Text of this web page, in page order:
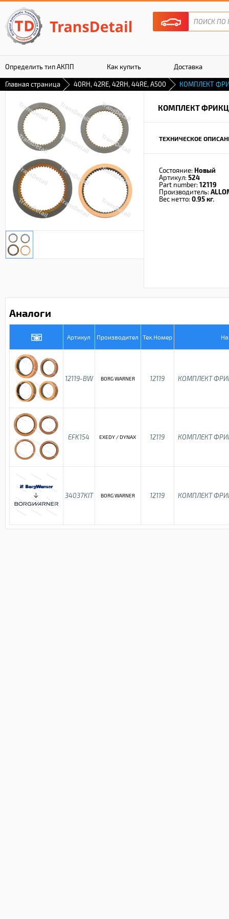
Определить тип АКПП Как купить Доставка
Гарантия
Главная страница 40RH, 42RE, 42RH, 44RE, A500 КОМПЛЕКТ
КОМПЛЕКТ
ТЕХНИЧЕСКОЕ
Состояние: Новый
Артикул: 524
Part number: 12119
Производитель:
Вес нетто: 0.95 кг.
Аналоги
Артикул Производител Тех.Номер
12119-BW BORG WARNER 12119 КОМПЛЕКТ
EFK154 EXEDY / DYNAX 12119 КОМПЛЕКТ
34037KIT BORG WARNER 12119 КОМПЛЕКТ